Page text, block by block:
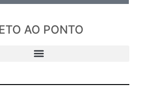
AO PONTO